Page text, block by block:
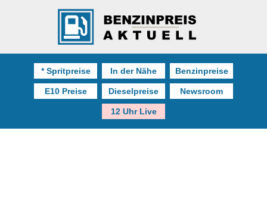
* Spritpreise In der Nähe Benzinpreise
E10 Preise Dieselpreise Newsroom
12 Uhr Live